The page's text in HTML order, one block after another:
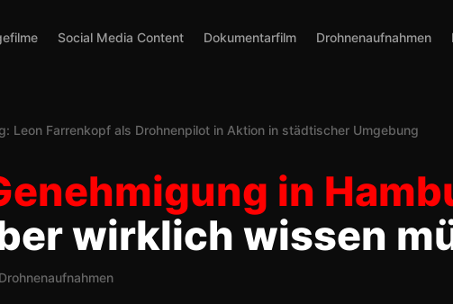
Social Media Content Dokumentarfilm Drohnenaufnahmen
in
wirklich wissen
Drohnenaufnahmen